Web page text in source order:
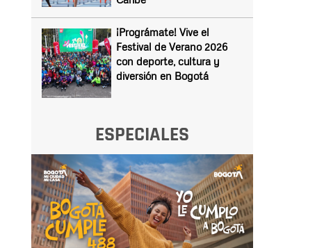
¡Prográmate! Vive el
Festival de Verano 2026
con deporte, cultura y
diversión en Bogotá
ESPECIALES